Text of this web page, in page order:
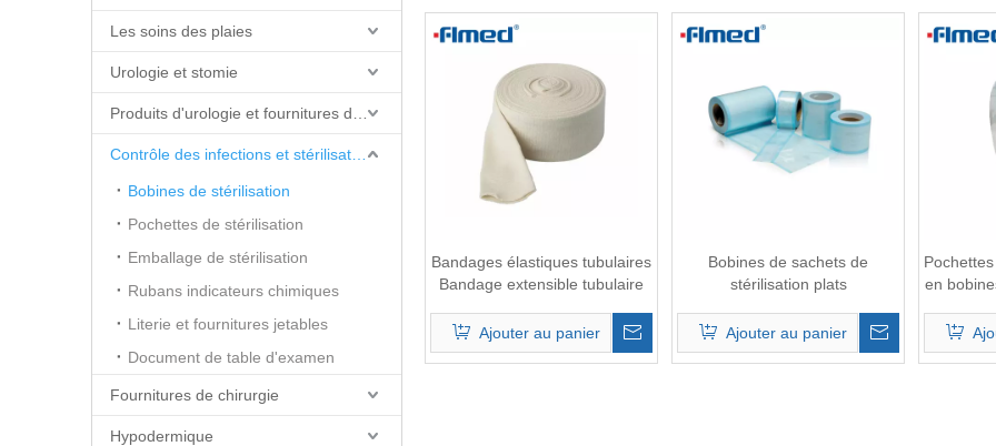
Les soins des plaies
Urologie et stomie
Bobines de stérilisation
Pochettes de stérilisation
Emballage de stérilisation
Rubans indicateurs chimiques
Literie et fournitures jetables
Document de table d'examen
Fournitures de chirurgie
Hypodermique
Bandages élastiques tubulaires
Bandage extensible tubulaire
Ajouter au panier
Bobines de sachets de
stérilisation plats
Ajouter au panier
en